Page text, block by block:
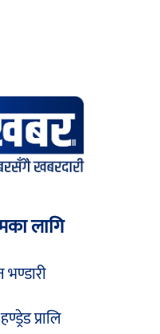
लागि
प्रालि